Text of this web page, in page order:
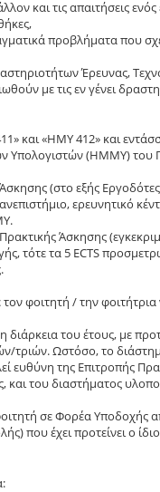
και τις απαιτήσεις
προβλήματα που
Έρευνας,
με τις εν γένει
και «ΗΜΥ 412» και
(ΗΜΜΥ) του
(στο εξής
ερευνητικό
Άσκησης
τότε τα 5 ECTS
φοιτητή / την
του έτους, με
τριών. Ωστόσο, το
ευθύνη της Επιτροπής
του διαστήματος
σε Φορέα Υποδοχής
που έχει προτείνει ο